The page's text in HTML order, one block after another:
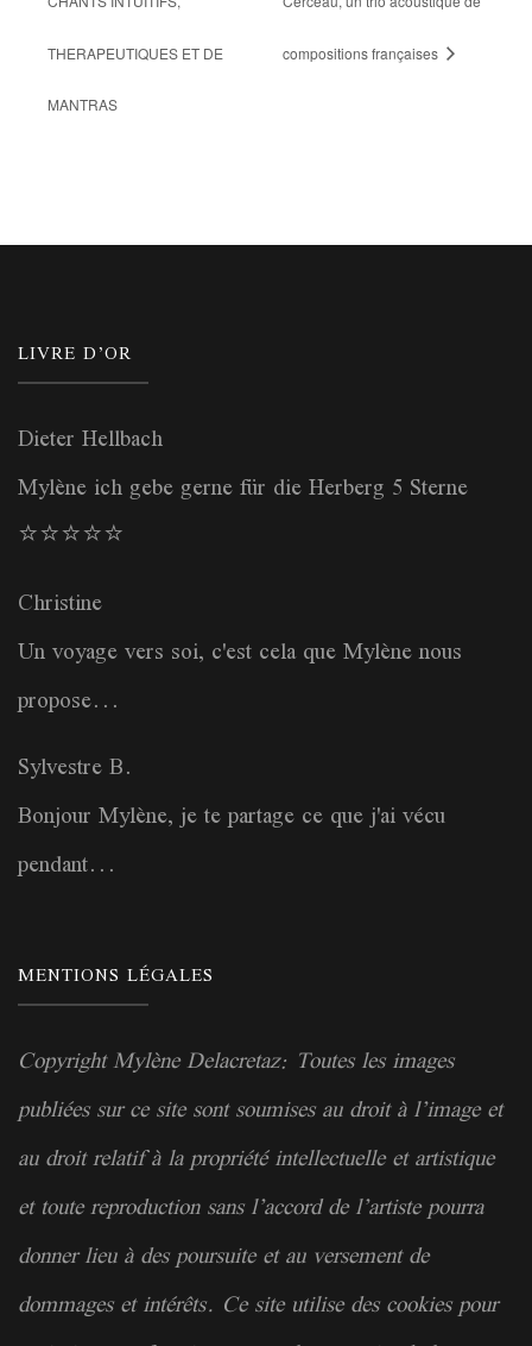
THERAPEUTIQUES ET DE
MANTRAS
compositions françaises
LIVRE D’OR
Dieter Hellbach
Mylène ich gebe gerne für die Herberg 5 Sterne
⭐️⭐️⭐️⭐️⭐️
Christine
Un voyage vers soi, c'est cela que Mylène nous
propose...
Sylvestre B.
Bonjour Mylène, je te partage ce que j'ai vécu
pendant...
MENTIONS LÉGALES
Copyright Mylène Delacretaz: Toutes les images
publiées sur ce site sont soumises au droit à l’image et
au droit relatif à lapropriétéintellectuelle et artistique
et toute reproduction sans l’accord de l’artiste pourra
donner lieu à des poursuite et au versement de
dommages et intérêts. Ce site utilise des cookies pour